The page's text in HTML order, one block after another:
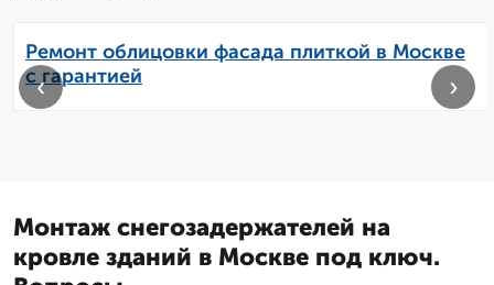
Ремонт облицовки фасада плиткой в Москве
с гарантией
‹ ›
Монтаж снегозадержателей на
кровле зданий в Москве под ключ.